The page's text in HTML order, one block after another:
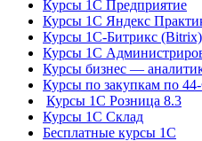
Курсы 1С Предприятие
Курсы 1С Яндекс
Курсы 1С-Битрикс (Bitrix)
Курсы 1С
Курсы бизнес —
Курсы по закупкам по
Курсы 1С Розница 8.3
Курсы 1С Склад
Бесплатные курсы 1С